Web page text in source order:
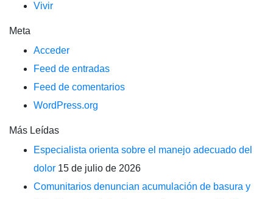
Vivir
Meta
Acceder
Feed de entradas
Feed de comentarios
WordPress.org
Más Leídas
Especialista orienta sobre el manejo adecuado del
dolor 15 de julio de 2026
Comunitarios denuncian acumulación de basura y